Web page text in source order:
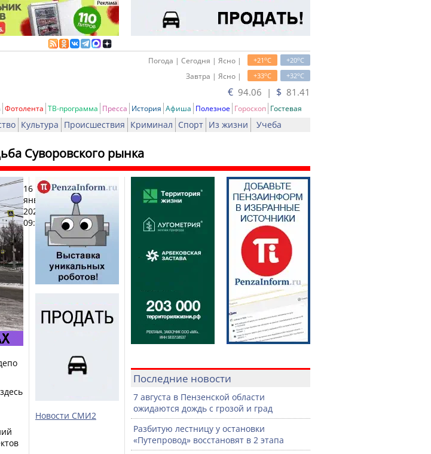
+20oC
+21oC
Погода | Сегодня | Ясно |
+32oC
+33oC
Завтра | Ясно |
€ 94.06 | $ 81.41
Фотолента ТВ-программа Пресса История Афиша Полезное Гороскоп Гостевая
Культура Происшествия Криминал Спорт Из жизни Учеба
Суворовского рынка
16
января
2026,
09:43
Печать
Новости СМИ2
Последние новости
7 августа в Пензенской области
ожидаются дождь с грозой и град
Разбитую лестницу у остановки
«Путепровод» восстановят в 2 этапа